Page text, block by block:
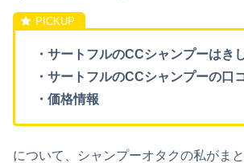
・サートフルのCCシャンプーはき
・サートフルのCCシャンプーの口
・価格情報
について、シャンプーオタクの私がま